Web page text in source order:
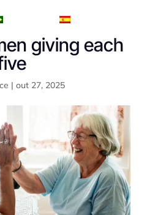
giving each
| out 27, 2025